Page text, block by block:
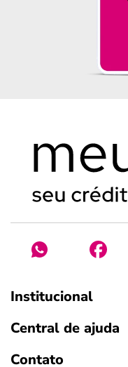
Institucional
Central de ajuda
Contato